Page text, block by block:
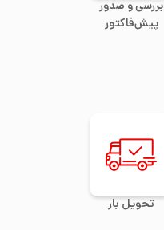
بررسی و صدور
پیش‌فاکتور
تحویل بار